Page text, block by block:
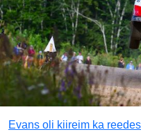
Evans oli kiireim ka